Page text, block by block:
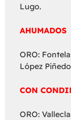
Lugo.
AHUMADOS
ORO:
López
CON
ORO: